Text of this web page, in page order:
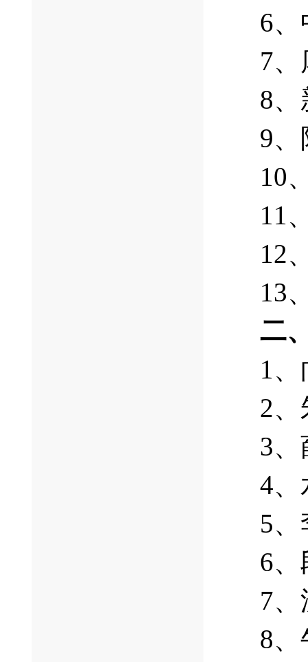
6
7
8
9
10
11
12
13
二
1
2
3
4
5
6
7
8